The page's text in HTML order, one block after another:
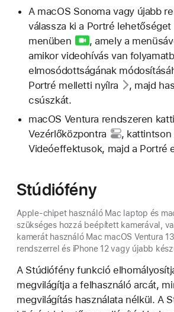
A macOS Sonoma vagy újabb
válassza ki a Portré lehetőséget
menüben
, amely a
amikor videohívás van
elmosódottságának
Portré melletti nyílra
, majd
csúszkát.
macOS Ventura rendszeren
Vezérlőközpontra
, kattintson
Videóeffektusok, majd a Portré
Stúdiófény
Apple-chipet használó Mac laptop és
szükséges hozzá beépített kamerával,
kamerát használó Mac macOS Ventura
rendszerrel és iPhone 12 vagy újabb
A Stúdiófény funkció
megvilágítja a felhasználó arcát,
megvilágítás használata nélkül. A